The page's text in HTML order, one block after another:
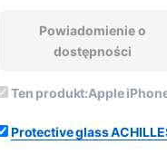
Powiadomienie o
dostępności
Ten produkt:Apple
Protective glass